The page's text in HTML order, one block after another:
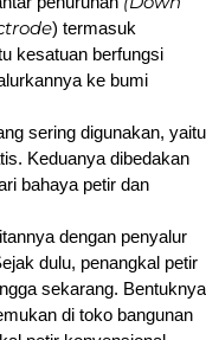
) termasuk
kesatuan berfungsi
ke bumi
sering digunakan, yaitu
Keduanya dibedakan
bahaya petir dan
dengan penyalur
dulu, penangkal petir
sekarang. Bentuknya
di toko bangunan